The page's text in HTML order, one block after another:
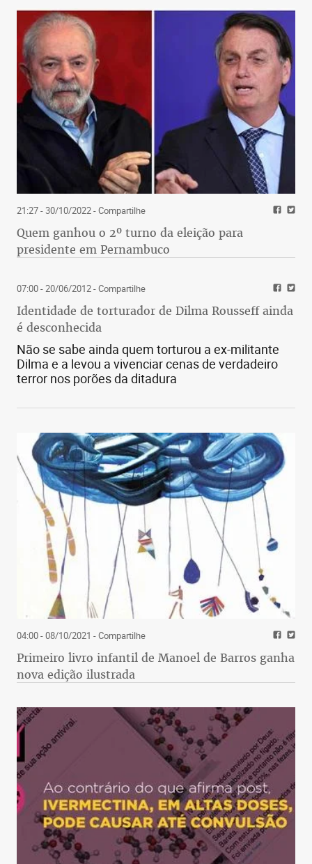
21:27 - 30/10/2022- Compartilhe
Quem ganhou o 2º turno da eleição para
presidente em Pernambuco
07:00 - 20/06/2012- Compartilhe
Identidade de torturador de Dilma Rousseff ainda
é desconhecida
Não se sabe ainda quem torturou a ex-militante
Dilma e a levou a vivenciar cenas de verdadeiro
terror nos porões da ditadura
04:00 - 08/10/2021 - Compartilhe
Primeiro livro infantil de Manoel de Barros ganha
nova edição ilustrada